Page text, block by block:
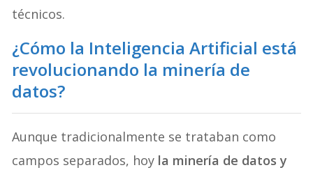
técnicos.
¿Cómo la Inteligencia Artificial está
revolucionando la minería de
datos?
Aunque tradicionalmente se trataban como
campos separados, hoy la minería de datos y